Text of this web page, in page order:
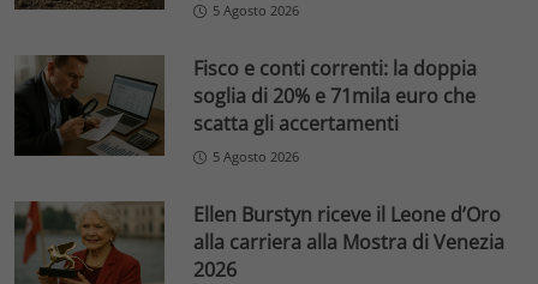
5 Agosto 2026
Fisco e conti correnti: la doppia
soglia di 20% e 71mila euro che
scatta gli accertamenti
5 Agosto 2026
Ellen Burstyn riceve il Leone d’Oro
alla carriera alla Mostra di Venezia
2026